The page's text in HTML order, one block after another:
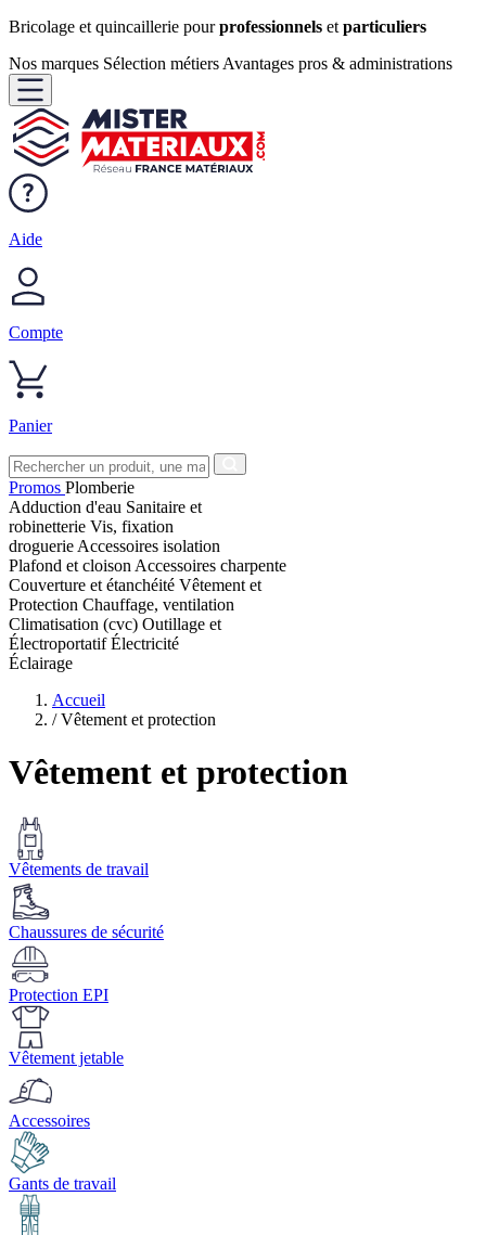
Bricolage et quincaillerie pourprofessionnels et particuliers
Nos marques Sélection métiers Avantages pros & administrations
Aide
Compte
Panier
Promos Plomberie
Adduction d'eau Sanitaire et
robinetterie Vis, fixation
droguerie Accessoires isolation
Plafond et cloison Accessoires charpente
Couverture et étanchéité Vêtement et
Protection Chauffage, ventilation
Climatisation (cvc) Outillage et
ÉlectroportatifÉlectricité
Éclairage
Accueil
/ Vêtement et protection
Vêtement et protection
Vêtements de travail
Chaussures de sécurité
Protection EPI
Vêtement jetable
Accessoires
Gants de travail